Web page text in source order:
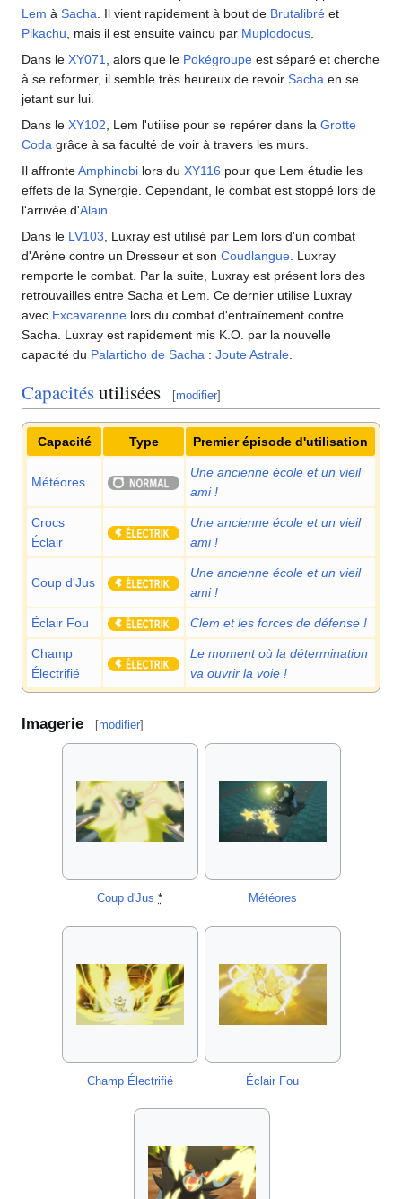
Lem à Sacha . Il vient rapidement à bout de Brutalibré et
Pikachu , mais il est ensuite vaincu par Muplodocus
Dans le XY071 , alors que le Pokégroupe est séparé et cherche
à se reformer, il semble très heureux de revoir Sacha en se
jetant sur lui.
Dans le XY102 , Lem l'utilise pour se repérer dans la Grotte
Coda grâce à sa faculté de voir à travers les murs.
Il affronteAmphinobi lors du XY116 pour que Lem étudie les
effets de la Synergie. Cependant, le combat est stoppé lors de
l'arrivée d'Alain
Dans le LV103 , Luxray est utilisé par Lem lors d'un combat
d'Arène contre un Dresseur et son Coudlangue . Luxray
remporte le combat. Par la suite, Luxray est présent lors des
retrouvailles entre Sacha et Lem. Ce dernier utilise Luxray
avec Excavarenne lors du combat d'entraînement contre
Sacha. Luxray est rapidement mis K.O. par la nouvelle
capacité du Palarticho de Sacha : Joute Astrale
Capacitésutilisées [modifier]
Capacité Type Premier épisode d'utilisation
Météores
Une ancienne école et un vieil
ami !
Crocs
Éclair
Une ancienne école et un vieil
ami !
Coup d'Jus
Une ancienne école et un vieil
ami !
Éclair Fou Clem et les forces de défense !
Champ
Électrifié
Le moment où la détermination
va ouvrir la voie !
Imagerie [modifier]
Coup d'Jus * Météores
Champ Électrifié Éclair Fou